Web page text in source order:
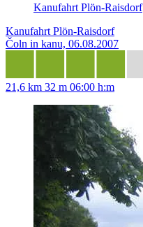
Kanufahrt Plön-Raisdorf
Kanufahrt Plön-Raisdorf
Čoln in kanu, 06.08.2007
21,6 km 32 m 06:00 h:m